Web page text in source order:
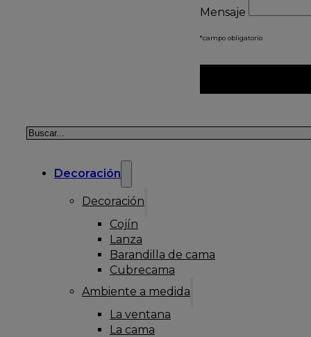
Mensaje
*campo obligatorio
Buscar
Decoración
Decoración
Cojín
Lanza
Barandilla de cama
Cubrecama
Ambiente a medida
La ventana
La cama